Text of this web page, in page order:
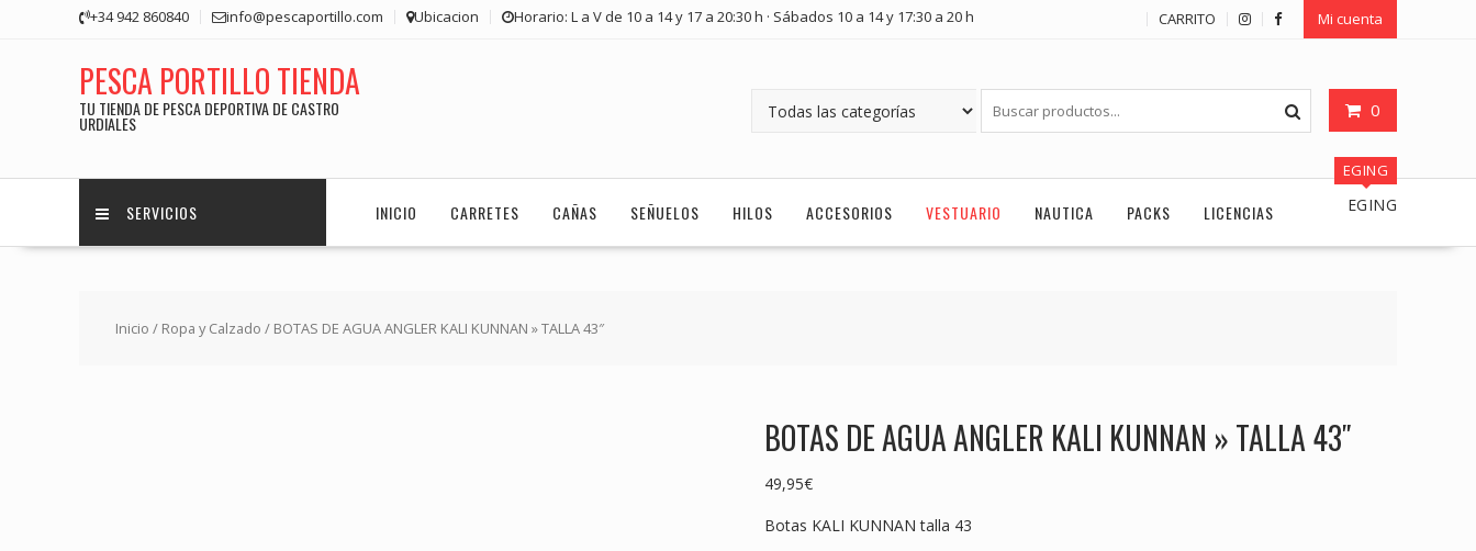
+34 942 860840 info@pescaportillo.com Ubicacion Horario: L a V de 10 a 14 y 17 a 20:30 h · Sábados 10 a 14 y 17:30 a 20 h CARRITO Mi cuenta
PESCA PORTILLO TIENDA
TU TIENDA DE PESCA DEPORTIVA DE CASTRO
URDIALES
0
SERVICIOS INICIO CARRETES CAÑAS SEÑUELOS HILOS ACCESORIOS VESTUARIO NAUTICA PACKS LICENCIAS
EGING
EGING
Inicio / Ropa y Calzado / BOTAS DE AGUA ANGLER KALI KUNNAN » TALLA 43″
BOTAS DE AGUA ANGLER KALI KUNNAN » TALLA 43″
49,95€
Botas KALI KUNNAN talla 43